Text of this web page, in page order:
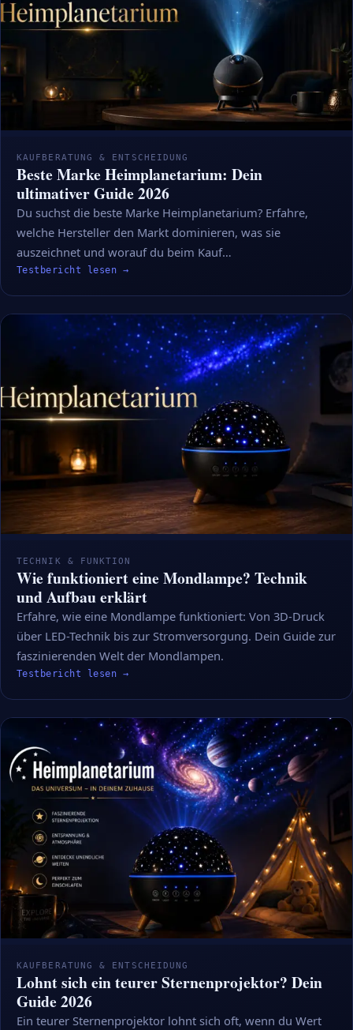
KAUFBERATUNG & ENTSCHEIDUNG
Beste Marke Heimplanetarium: Dein
ultimativer Guide 2026
Du suchst die beste Marke Heimplanetarium? Erfahre,
welche Hersteller den Markt dominieren, was sie
auszeichnet und worauf du beim Kauf…
Testbericht lesen →
TECHNIK & FUNKTION
Wie funktioniert eine Mondlampe? Technik
und Aufbau erklärt
Erfahre, wie eine Mondlampe funktioniert: Von 3D-Druck
über LED-Technik bis zur Stromversorgung. Dein Guide zur
faszinierenden Welt der Mondlampen.
Testbericht lesen →
KAUFBERATUNG & ENTSCHEIDUNG
Lohnt sich ein teurer Sternenprojektor? Dein
Guide 2026
Ein teurer Sternenprojektor lohnt sich oft, wenn du Wert